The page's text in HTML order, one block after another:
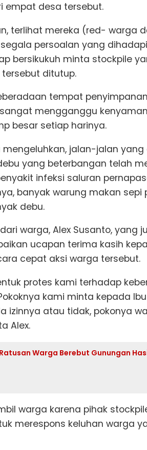
empat desa tersebut.
terlihat mereka (red- warga
persoalan yang
bersikukuh minta stockpile
ditutup.
tempat
mengganggu
besar setiap harinya.
mengeluhkan, jalan-jalan yang
yang beterbangan telah
infeksi saluran
banyak warung makan sepi
debu.
warga, Alex Susanto, yang
ucapan terima kasih
cepat aksi warga tersebut.
protes kami terhadap
kami minta kepada
izinnya atau tidak, pokonya
Alex.
Warga Berebut Gunungan
warga karena pihak
merespons keluhan warga